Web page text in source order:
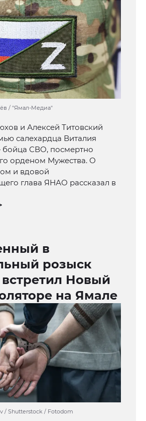
/ "Ямал-Медиа"
и Алексей Титовский
салехардца Виталия
СВО, посмертно
орденом Мужества. О
и вдовой
глава ЯНАО рассказал в
в
розыск
Новый
на Ямале
/ Shutterstock / Fotodom